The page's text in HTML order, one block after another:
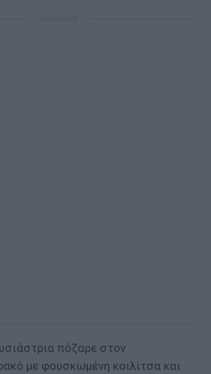
πόζαρε στον
με φουσκωμένη κοιλίτσα και